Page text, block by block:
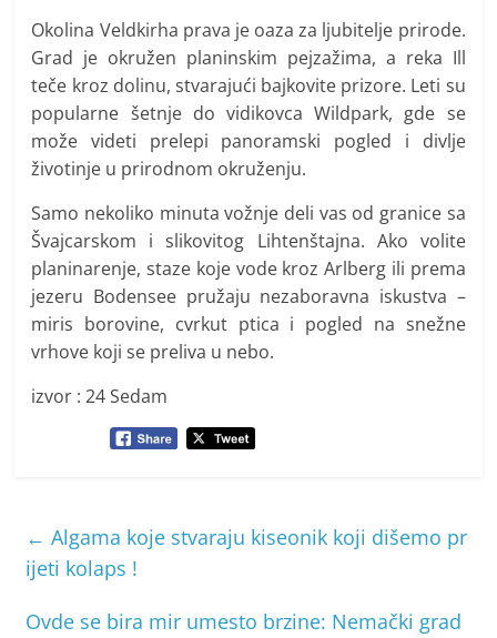
Okolina Veldkirha prava je oaza za ljubitelje prirode.
Grad je okružen planinskim pejzažima, a reka Ill
teče kroz dolinu, stvarajući bajkovite prizore. Leti su
popularne šetnje do vidikovca Wildpark, gde se
može videti prelepi panoramski pogled i divlje
životinje u prirodnom okruženju.
Samo nekoliko minuta vožnje deli vas od granice sa
Švajcarskom i slikovitog Lihtenštajna. Ako volite
planinarenje, staze koje vode kroz Arlberg ili prema
jezeru Bodensee pružaju nezaboravna iskustva –
miris borovine, cvrkut ptica i pogled na snežne
vrhove koji se preliva u nebo.
izvor : 24 Sedam
← Algama koje stvaraju kiseonik koji dišemo pr
ijeti kolaps !
Ovde se bira mir umesto brzine: Nemački grad